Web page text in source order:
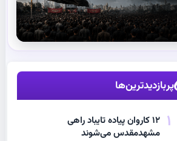
مشاهده اخبار
پربازدیدترین‌ها
1
۱۲ کاروان پیاده تایباد راهی
مشهدمقدس می‌شوند